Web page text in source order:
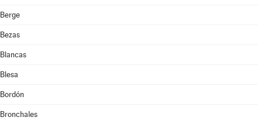
Berge
Bezas
Blancas
Blesa
Bordón
Bronchales